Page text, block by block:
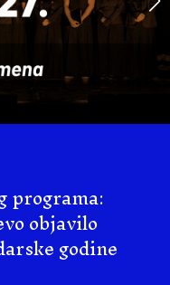
programa:
objavilo
godine